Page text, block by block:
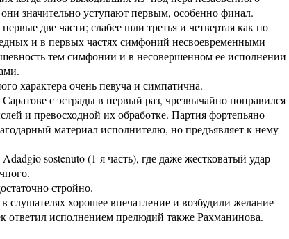
значительно уступают первым, особенно финал.
две части; слабее шли третья и четвертая как по
и в первых частях симфоний несвоевременными
тем симфонии и в несовершенном ее исполнении
характера очень певуча и симпатична.
с эстрады в первый раз, чрезвычайно понравился
и превосходной их обработке. Партия фортепьяно
материал исполнителю, но предъявляет к нему
sostenuto (1-я часть), где даже жестковатый удар
стройно.
хорошее впечатление и возбудили желание
ответил исполнением прелюдий также Рахманинова.